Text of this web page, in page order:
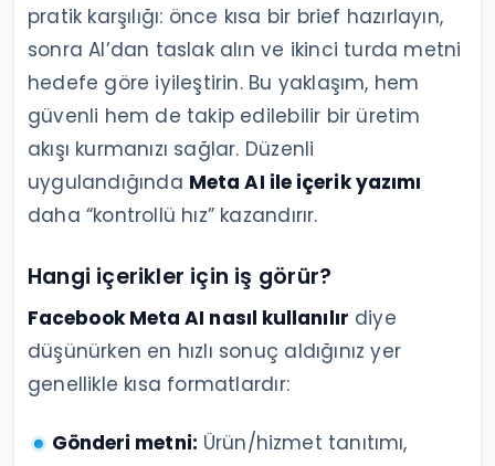
pratik karşılığı: önce kısa bir brief hazırlayın,
sonra AI’dan taslak alın ve ikinci turda metni
hedefe göre iyileştirin. Bu yaklaşım, hem
güvenli hem de takip edilebilir bir üretim
akışı kurmanızı sağlar. Düzenli
uygulandığında Meta AI ile içerik yazımı
daha “kontrollü hız” kazandırır.
Hangi içerikler için iş görür?
Facebook Meta AI nasıl kullanılır diye
düşünürken en hızlı sonuç aldığınız yer
genellikle kısa formatlardır:
Gönderi metni: Ürün/hizmet tanıtımı,